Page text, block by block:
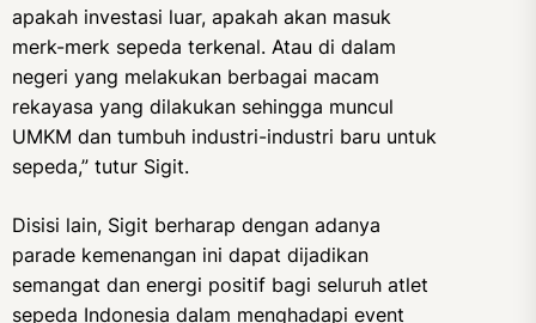
apakah investasi luar, apakah akan masuk
merk-merk sepeda terkenal. Atau di dalam
negeri yang melakukan berbagai macam
rekayasa yang dilakukan sehingga muncul
UMKM dan tumbuh industri-industri baru untuk
sepeda,” tutur Sigit.
Disisi lain, Sigit berharap dengan adanya
parade kemenangan ini dapat dijadikan
semangat dan energi positif bagi seluruh atlet
sepeda Indonesia dalam menghadapi event